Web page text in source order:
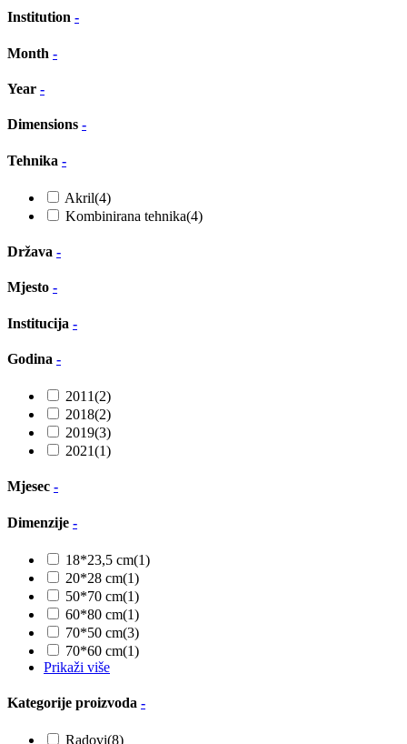
Institution -
Month -
Year -
Dimensions -
Tehnika -
Akril(4)
Kombinirana tehnika(4)
Država -
Mjesto -
Institucija -
Godina -
2011(2)
2018(2)
2019(3)
2021(1)
Mjesec -
Dimenzije -
18*23,5 cm(1)
20*28 cm(1)
50*70 cm(1)
60*80 cm(1)
70*50 cm(3)
70*60 cm(1)
Prikaži više
Kategorije proizvoda -
Radovi(8)